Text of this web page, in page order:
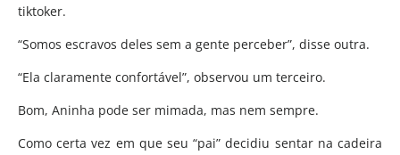
tiktoker.
“Somos escravos deles sem a gente perceber”, disse outra.
“Ela claramente confortável”, observou um terceiro.
Bom, Aninha pode ser mimada, mas nem sempre.
Como certa vez em que seu “pai” decidiu sentar na cadeira